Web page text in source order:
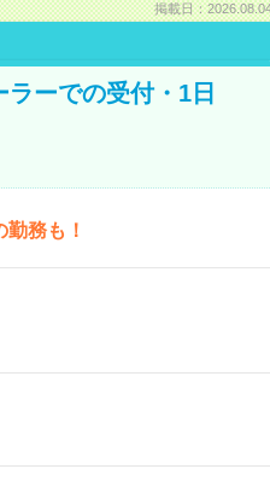
掲載日：
ーでの受付・1日
務も！